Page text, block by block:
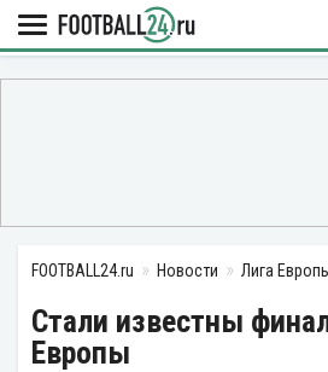
FOOTBALL24.ru Новости Лига
Стали известны
Европы